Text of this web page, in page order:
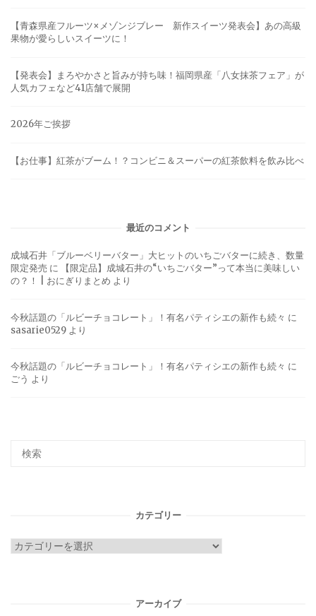
【青森県産フルーツ×メゾンジブレー 新作スイーツ発表会】あの高級
果物が愛らしいスイーツに！
【発表会】まろやかさと旨みが持ち味！福岡県産「八女抹茶フェア」が
人気カフェなど41店舗で展開
2026年ご挨拶
【お仕事】紅茶がブーム！？コンビニ＆スーパーの紅茶飲料を飲み比べ
最近のコメント
成城石井「ブルーベリーバター」大ヒットのいちごバターに続き、数量
限定発売 に
【限定品】成城石井の“いちごバター”って本当に美味しい
の？！ | おにぎりまとめ より
今秋話題の「ルビーチョコレート」！有名パティシエの新作も続々 に
sasarie0529 より
今秋話題の「ルビーチョコレート」！有名パティシエの新作も続々 に
ごう より
カテゴリー
カ
アーカイブ